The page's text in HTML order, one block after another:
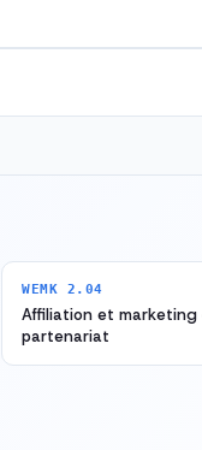
WEMK 2.04
Affiliation et marketing
partenariat